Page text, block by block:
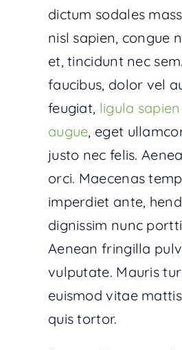
dictum sodales
nisl sapien, congue
et, tincidunt nec
faucibus, dolor vel
feugiat, ligula
augue, eget
justo nec felis.
orci. Maecenas
imperdiet ante,
dignissim nunc
Aenean fringilla
vulputate. Mauris
euismod vitae
quis tortor.